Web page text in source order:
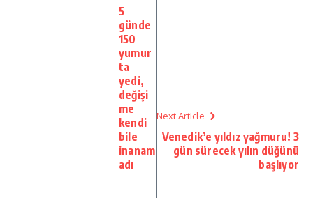
5
günde
150
yumur
ta
yedi,
değişi
me
kendi
bile
inanam
adı
Next Article
Venedik’e yıldız yağmuru! 3
gün sürecek yılın düğünü
başlıyor